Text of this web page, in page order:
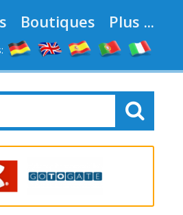
Boutiques Plus ...